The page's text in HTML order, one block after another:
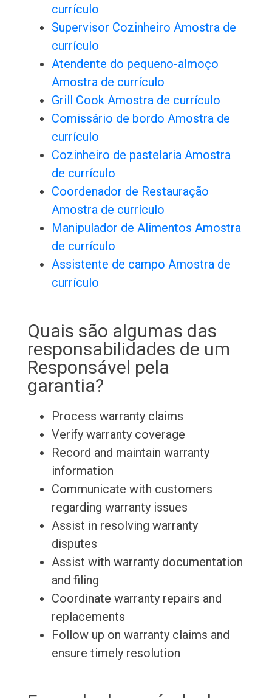
currículo
Supervisor Cozinheiro Amostra de
currículo
Atendente do pequeno-almoço
Amostra de currículo
Grill Cook Amostra de currículo
Comissário de bordo Amostra de
currículo
Cozinheiro de pastelaria Amostra
de currículo
Coordenador de Restauração
Amostra de currículo
Manipulador de Alimentos Amostra
de currículo
Assistente de campo Amostra de
currículo
Quais são algumas das
responsabilidades de um
Responsável pela
garantia?
Process warranty claims
Verify warranty coverage
Record and maintain warranty
information
Communicate with customers
regarding warranty issues
Assist in resolving warranty
disputes
Assist with warranty documentation
and filing
Coordinate warranty repairs and
replacements
Follow up on warranty claims and
ensure timely resolution